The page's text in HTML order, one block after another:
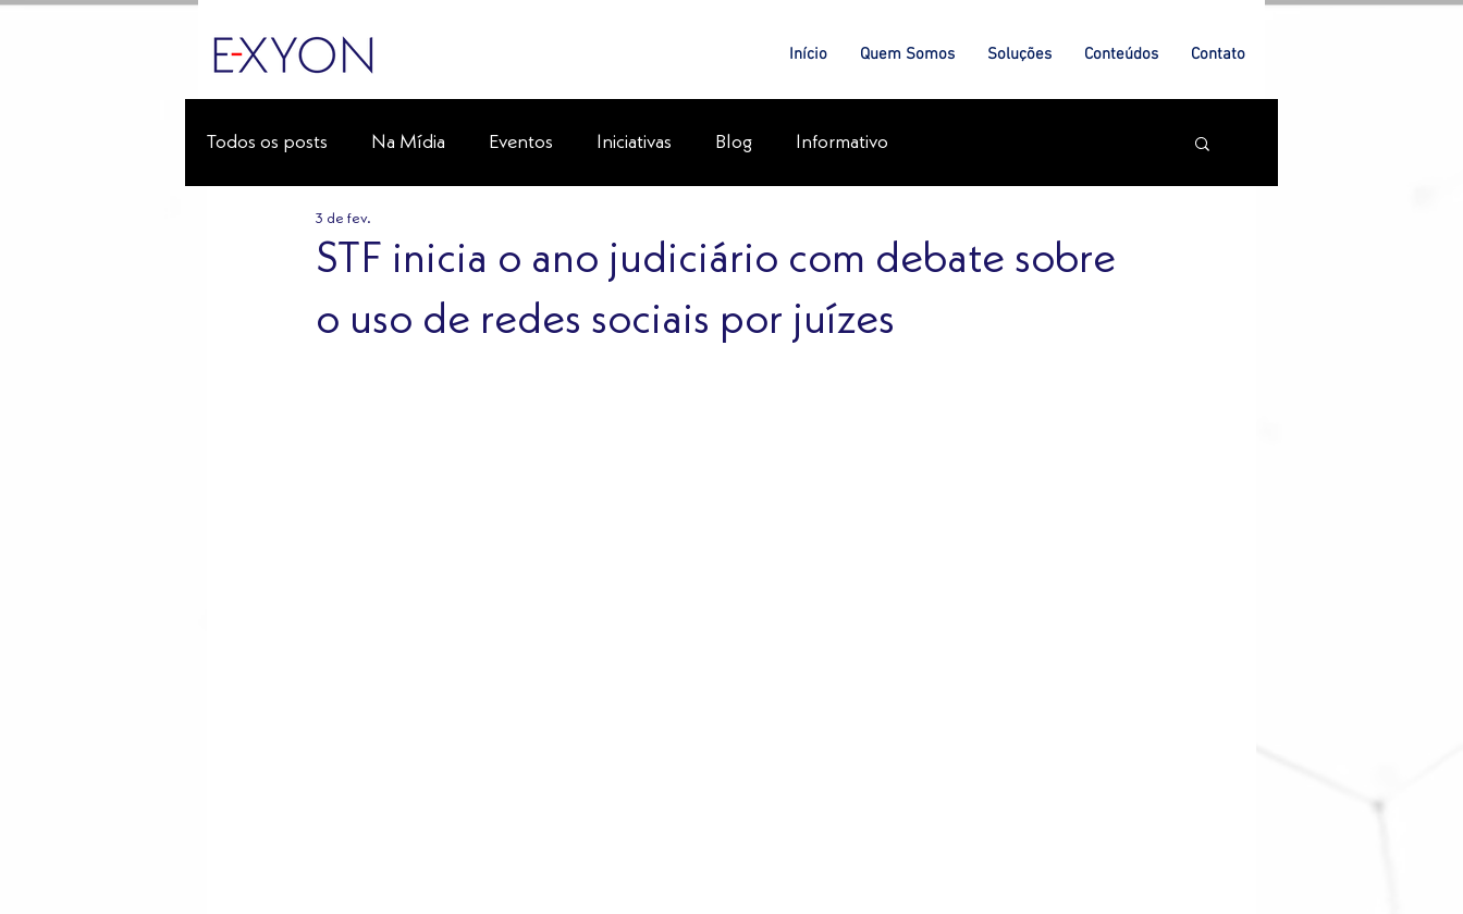
Início Quem Somos Soluções Conteúdos Contato
Todos os posts Na Mídia Eventos Iniciativas Blog Informativo
STF inicia o ano judiciário com debate sobre
o uso de redes sociais por juízes
3 de fev.